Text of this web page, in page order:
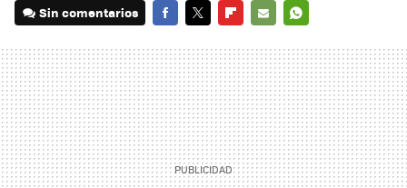
Sin comentarios
MAIL